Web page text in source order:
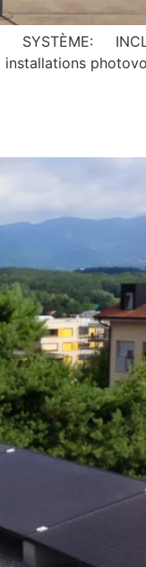
SYSTÈME: